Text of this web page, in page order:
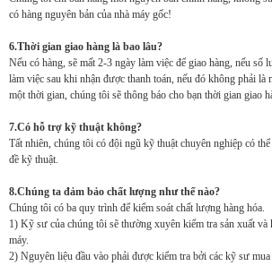
có hàng nguyên bản của nhà máy gốc!
6.Thời gian giao hàng là bao lâu?
Nếu có hàng, sẽ mất 2-3 ngày làm việc để giao hàng, nếu số
làm việc sau khi nhận được thanh toán, nếu đó không phải là
một thời gian, chúng tôi sẽ thông báo cho bạn thời gian giao
7.Có hỗ trợ kỹ thuật không?
Tất nhiên, chúng tôi có đội ngũ kỹ thuật chuyên nghiệp có
đề kỹ thuật.
8.Chúng ta đảm bảo chất lượng như thế nào?
Chúng tôi có ba quy trình để kiểm soát chất lượng hàng hóa.
1) Kỹ sư của chúng tôi sẽ thường xuyên kiểm tra sản xuất và
máy.
2) Nguyên liệu đầu vào phải được kiểm tra bởi các kỹ sư